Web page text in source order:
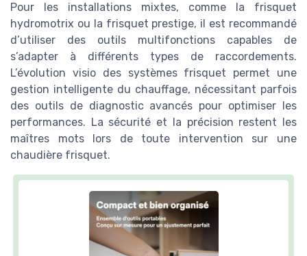
Pour les installations mixtes, comme la frisquet
hydromotrix ou la frisquet prestige, il est recommandé
d’utiliser des outils multifonctions capables de
s’adapter à différents types de raccordements.
L’évolution visio des systèmes frisquet permet une
gestion intelligente du chauffage, nécessitant parfois
des outils de diagnostic avancés pour optimiser les
performances. La sécurité et la précision restent les
maîtres mots lors de toute intervention sur une
chaudière frisquet.